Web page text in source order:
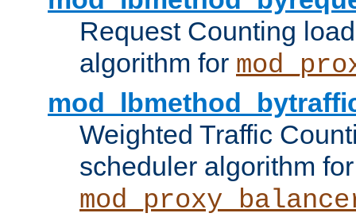
Request Counting
algorithm for
Weighted Traffic
scheduler algorithm for